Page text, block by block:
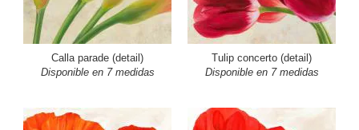
Calla parade (detail)
Disponible en 7 medidas
Tulip concerto (detail)
Disponible en 7 medidas